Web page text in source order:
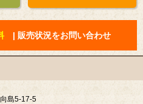
| 販売状況をお問い合わせ
島5-17-5